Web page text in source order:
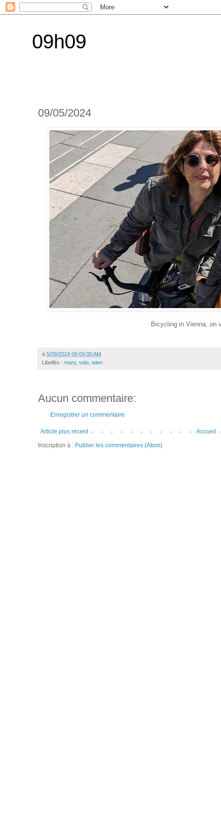
09h09
09/05/2024
Bicycling in Vienna, on
à 5/09/2024 09:09:00 AM
Libellés : mary, velo wien
Aucun commentaire:
Enregistrer un commentaire
Article plus récent
Accueil
Inscription à : Publier les commentaires (Atom)